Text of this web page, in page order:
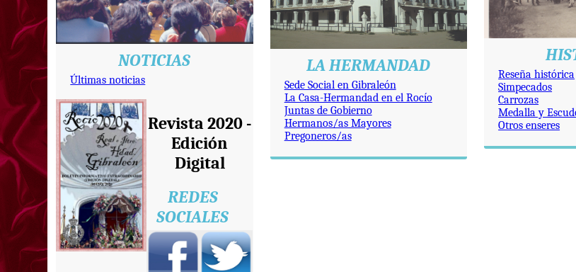
NOTICIAS
Últimas noticias
Revista 2020 -
Edición
Digital
REDES
SOCIALES
LA HERMANDAD
Sede Social en Gibraleón
La Casa-Hermandad en el Rocío
Juntas de Gobierno
Hermanos/as Mayores
Pregoneros/as
Reseña histórica
Simpecados
Carrozas
Medalla y
Otros enseres